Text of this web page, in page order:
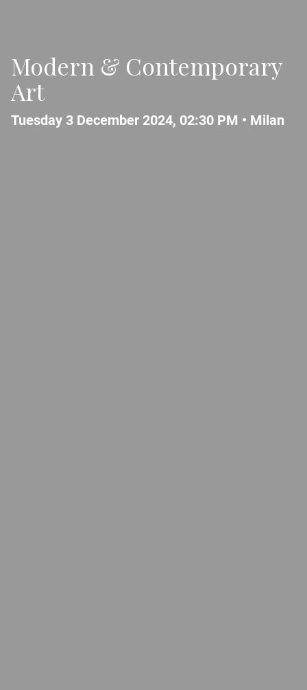
Modern & Contemporary
Art
Tuesday 3 December 2024, 02:30 PM • Milan